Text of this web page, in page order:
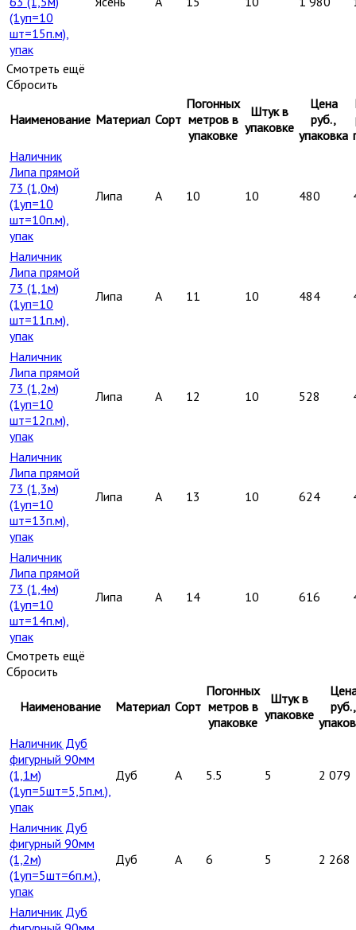
(1уп=10
шт=15п.м),
упак
Смотреть ещё
Сбросить
Наименование Материал Сорт
Погонных
метров в
упаковке
Штук в
упаковке
Цена
руб.,
упаковка
Наличник
Липа прямой
73 (1,0м)
(1уп=10
шт=10п.м),
упак
Липа A 10 10 480
Наличник
Липа прямой
73 (1,1м)
(1уп=10
шт=11п.м),
упак
Липа A 11 10 484
Наличник
Липа прямой
73 (1,2м)
(1уп=10
шт=12п.м),
упак
Липа A 12 10 528
Наличник
Липа прямой
73 (1,3м)
(1уп=10
шт=13п.м),
упак
Липа A 13 10 624
Наличник
Липа прямой
73 (1,4м)
(1уп=10
шт=14п.м),
упак
Липа A 14 10 616
Смотреть ещё
Сбросить
Наименование Материал Сорт
Погонных
метров в
упаковке
Штук в
упаковке
руб.,
Наличник Дуб
фигурный 90мм
(1,1м)
(1уп=5шт=5,5п.м.),
упак
Дуб A 5.5 5 2 079
Наличник Дуб
фигурный 90мм
(1,2м)
(1уп=5шт=6п.м.),
упак
Дуб A 6 5 2 268
Наличник Дуб